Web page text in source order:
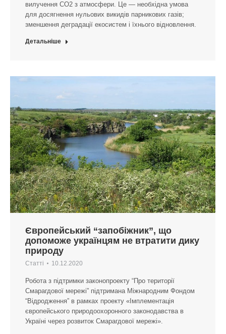
вилучення CO2 з атмосфери. Це — необхідна умова
для досягнення нульових викидів парникових газів;
зменшення деградації екосистем і їхнього відновлення.
Детальніше
Європейський “запобіжник”, що
допоможе українцям не втратити дику
природу
Статті 10.12.2020
Робота з підтримки законопроекту “Про території
Смарагдової мережі” підтримана Міжнародним Фондом
“Відродження” в рамках проекту «Імплементація
європейського природоохоронного законодавства в
Україні через розвиток Смарагдової мережі».